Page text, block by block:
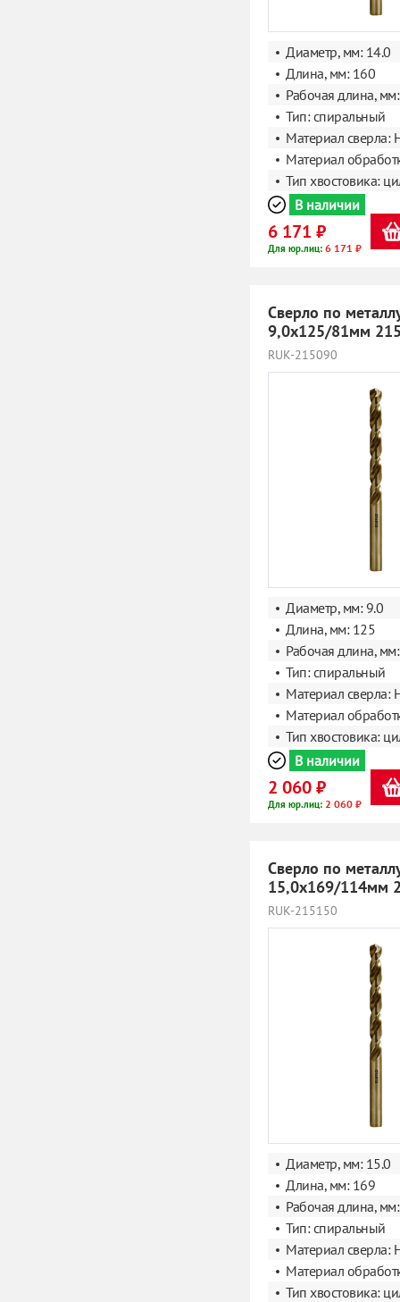
Диаметр, мм: 14.0
Длина, мм: 160
Рабочая длина,
Тип: спиральный
Материал сверла:
Материал
Тип хвостовика:
В наличии
6 171 ₽
Для юр.лиц: 6 171 ₽
Сверло по
9,0х125/81мм
RUK-215090
Диаметр, мм: 9.0
Длина, мм: 125
Рабочая длина,
Тип: спиральный
Материал сверла:
Материал
Тип хвостовика:
В наличии
2 060 ₽
Для юр.лиц: 2 060 ₽
Сверло по
15,0х169/114мм
RUK-215150
Диаметр, мм: 15.0
Длина, мм: 169
Рабочая длина,
Тип: спиральный
Материал сверла:
Материал
Тип хвостовика: